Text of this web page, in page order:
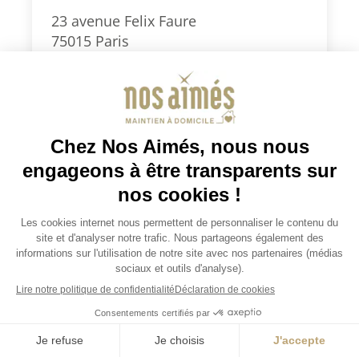
Je demande un devis JOBS / EMPLOIS
23 avenue Felix Faure
75015 Paris
paris15@nosaimes.fr
Secteurs d’intervention : Paris Sud
(5e, 6e, 7e, 13e, 14e, 15e) et 92 Sud
(Montrouge, Clamart, Vanves,
Malakoff, Châtillon)
Je demande un devis
Consulter la fiche agence